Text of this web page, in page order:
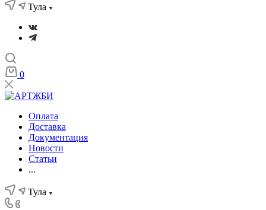
Тула
0
Оплата
Доставка
Документация
Новости
Статьи
...
Тула